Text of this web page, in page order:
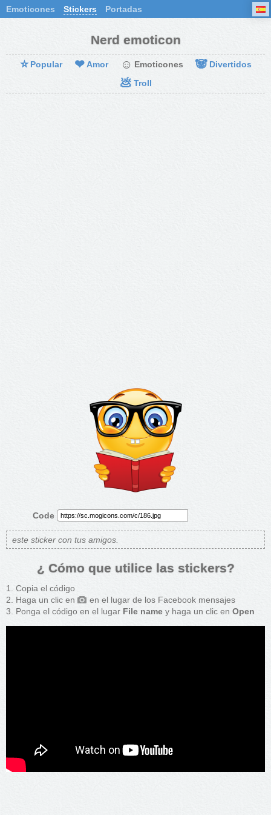
Emoticones Stickers Portadas
Nerd emoticon
⭐ Popular ❤ Amor ☺ Emoticones 🐼 Divertidos
💩 Troll
Code
este sticker con tus amigos.
¿ Cómo que utilice las stickers?
Copia el código
Haga un clic en
en el lugar de los Facebook mensajes
Ponga el código en el lugar File name y haga un clic en Open